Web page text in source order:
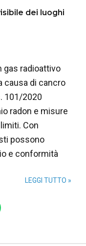
dei luoghi
gas radioattivo
causa di cancro
101/2020
radon e misure
Con
possono
e conformità
LEGGI TUTTO »